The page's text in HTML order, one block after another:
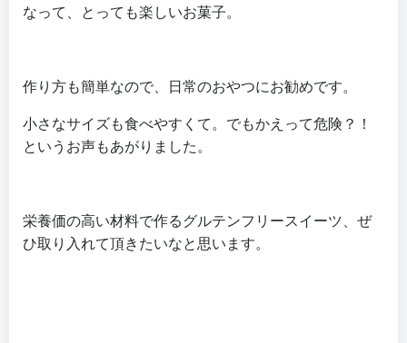
なって、とっても楽しいお菓子。
作り方も簡単なので、日常のおやつにお勧めです。
小さなサイズも食べやすくて。でもかえって危険？！
というお声もあがりました。
栄養価の高い材料で作るグルテンフリースイーツ、ぜ
ひ取り入れて頂きたいなと思います。